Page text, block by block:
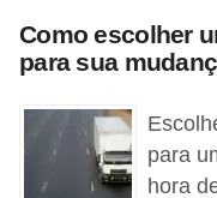
Como escolher
para sua
para
hora
o
a